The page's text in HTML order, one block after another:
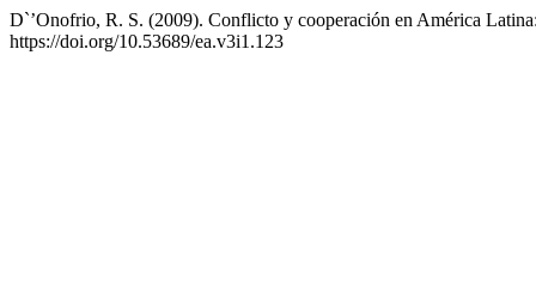
D`’Onofrio, R. S. (2009). Conflicto y cooperación en América
https://doi.org/10.53689/ea.v3i1.123